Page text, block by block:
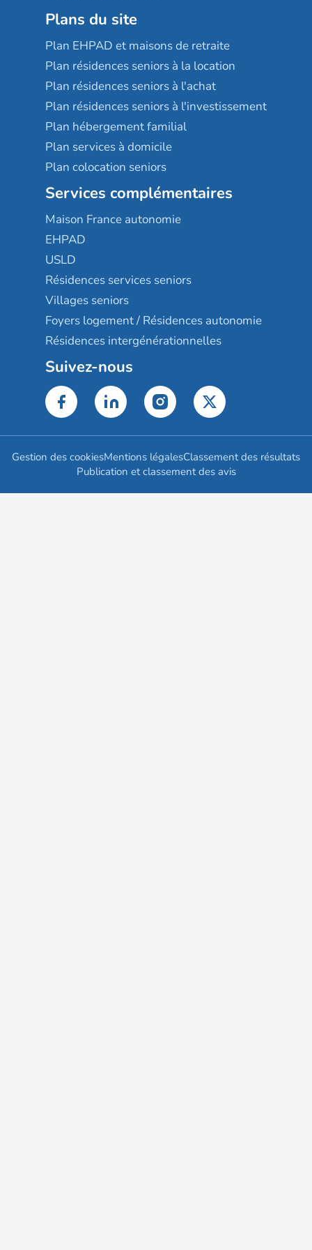
Plans du site
Plan EHPAD et maisons de retraite
Plan résidences seniors à la location
Plan résidences seniors à l'achat
Plan résidences seniors à l'investissement
Plan hébergement familial
Plan services à domicile
Plan colocation seniors
Services complémentaires
Maison France autonomie
EHPAD
USLD
Résidences services seniors
Villages seniors
Foyers logement / Résidences autonomie
Résidences intergénérationnelles
Suivez-nous
Gestion des cookiesMentions légalesClassement des résultats
Publication et classement des avis